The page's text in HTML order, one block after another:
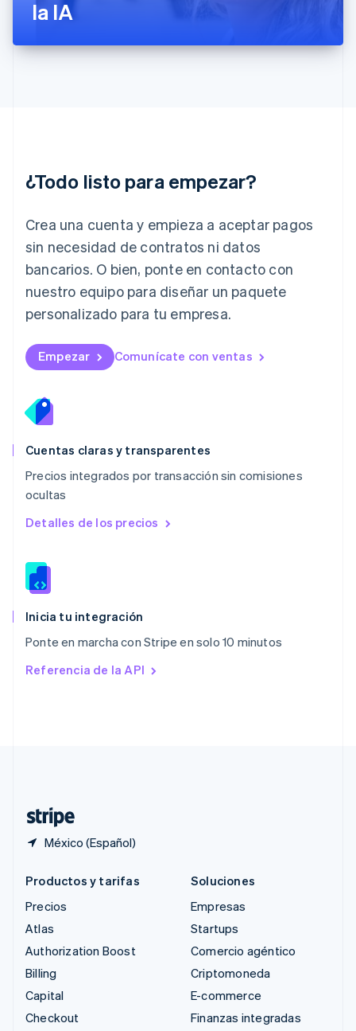
la IA
¿Todo listo para empezar?
Crea una cuenta y empieza a aceptar pagos
sin necesidad de contratos ni datos
bancarios. O bien, ponte en contacto con
nuestro equipo para diseñar un paquete
personalizado para tu empresa.
Empezar Comunícate con ventas
Cuentas claras y transparentes
Precios integrados por transacción sin comisiones
ocultas
Detalles de los precios
Inicia tu integración
Ponte en marcha con Stripe en solo 10 minutos
Referencia de la API
México (Español)
Hungría
India
Letonia
English
Deutsch English
Lituania
English
Luxemburgo
FrançaisDeutsch English
English 简体中文
English
México
Noruega
English
English
NederlandsEnglish
Polonia
English
RAE de Hong Kong, China
Reino Unido
English
English
English
Productos y tarifas
Precios
Atlas
Authorization Boost
Billing
Capital
Checkout
Soluciones
Empresas
Startups
Comercio agéntico
Criptomoneda
E-commerce
Finanzas integradas